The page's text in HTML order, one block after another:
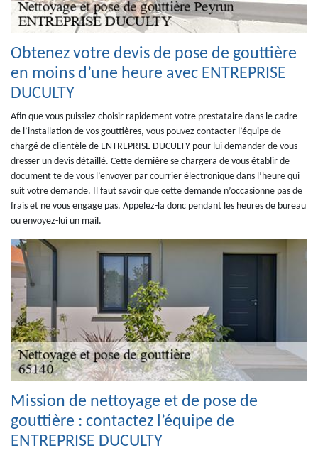
Obtenez votre devis de pose de gouttière
en moins d’une heure avec ENTREPRISE
DUCULTY
Afin que vous puissiez choisir rapidement votre prestataire dans le cadre
de l’installation de vos gouttières, vous pouvez contacter l’équipe de
chargé de clientèle de ENTREPRISE DUCULTY pour lui demander de vous
dresser un devis détaillé. Cette dernière se chargera de vous établir de
document te de vous l’envoyer par courrier électronique dans l’heure qui
suit votre demande. Il faut savoir que cette demande n’occasionne pas de
frais et ne vous engage pas. Appelez-la donc pendant les heures de bureau
ou envoyez-lui un mail.
Mission de nettoyage et de pose de
gouttière : contactez l’équipe de
ENTREPRISE DUCULTY